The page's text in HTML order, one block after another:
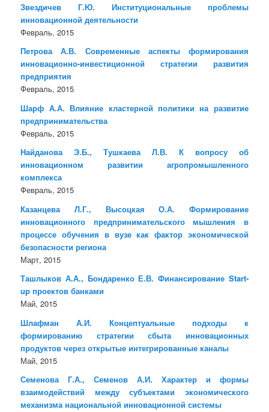
Звездичев Г.Ю. Институциональные проблемы
инновационной деятельности
Февраль, 2015
Петрова А.В. Современные аспекты формирования
инновационно-инвестиционной стратегии развития
предприятия
Февраль, 2015
Шарф А.А. Влияние кластерной политики на развитие
предпринимательства
Февраль, 2015
Найданова Э.Б., Тушкаева Л.В. К вопросу об
инновационном развитии агропромышленного
комплекса
Февраль, 2015
Казанцева Л.Г., Высоцкая О.А. Формирование
инновационного предпринимательского мышления в
процессе обучения в вузе как фактор экономической
безопасности региона
Март, 2015
Ташлыков А.А., Бондаренко Е.В. Финансирование Start-
up проектов банками
Май, 2015
Шлафман А.И. Концептуальные подходы к
формированию стратегии сбыта инновационных
продуктов через открытые интегрированные каналы
Май, 2015
Семенова Г.А., Семенов А.И. Характер и формы
взаимодействий между субъектами экономического
механизма национальной инновационной системы